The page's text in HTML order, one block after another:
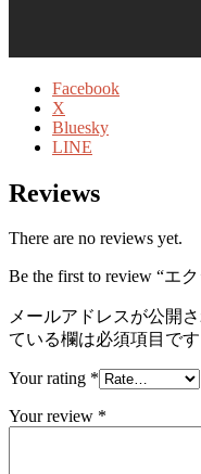
Facebook
X
Bluesky
LINE
Reviews
There are no reviews yet.
Be the first to review “エ
メールアドレスが公開
ている欄は必須項目です
Your rating *
Your review *